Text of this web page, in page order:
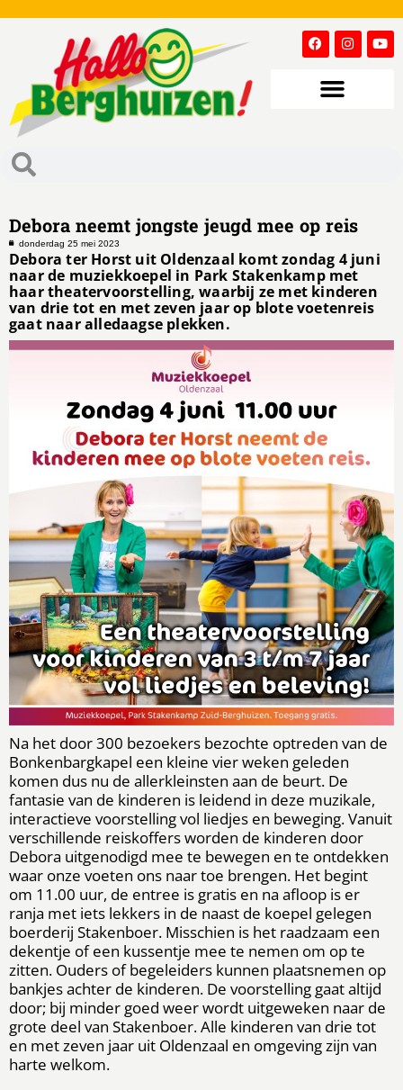
Debora neemt jongste jeugd mee op reis
donderdag 25 mei 2023
Debora ter Horst uit Oldenzaal komt zondag 4 juni
naar de muziekkoepel in Park Stakenkamp met
haar theatervoorstelling, waarbij ze met kinderen
van drie tot en met zeven jaar op blote voetenreis
gaat naar alledaagse plekken.
Na het door 300 bezoekers bezochte optreden van de
Bonkenbargkapel een kleine vier weken geleden
komen dus nu de allerkleinsten aan de beurt. De
fantasie van de kinderen is leidend in deze muzikale,
interactieve voorstelling vol liedjes en beweging. Vanuit
verschillende reiskoffers worden de kinderen door
Debora uitgenodigd mee te bewegen en te ontdekken
waar onze voeten ons naar toe brengen. Het begint
om 11.00 uur, de entree is gratis en na afloop is er
ranja met iets lekkers in de naast de koepel gelegen
boerderij Stakenboer. Misschien is het raadzaam een
dekentje of een kussentje mee te nemen om op te
zitten. Ouders of begeleiders kunnen plaatsnemen op
bankjes achter de kinderen. De voorstelling gaat altijd
door; bij minder goed weer wordt uitgeweken naar de
grote deel van Stakenboer. Alle kinderen van drie tot
en met zeven jaar uit Oldenzaal en omgeving zijn van
harte welkom.